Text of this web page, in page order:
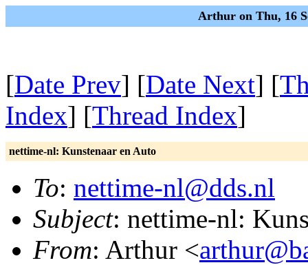
Arthur on Thu, 16
[Date Prev] [Date Next] [
Index] [Thread Index]
nettime-nl: Kunstenaar en Auto
To: nettime-nl@dds.nl
Subject: nettime-nl:
From: Arthur <